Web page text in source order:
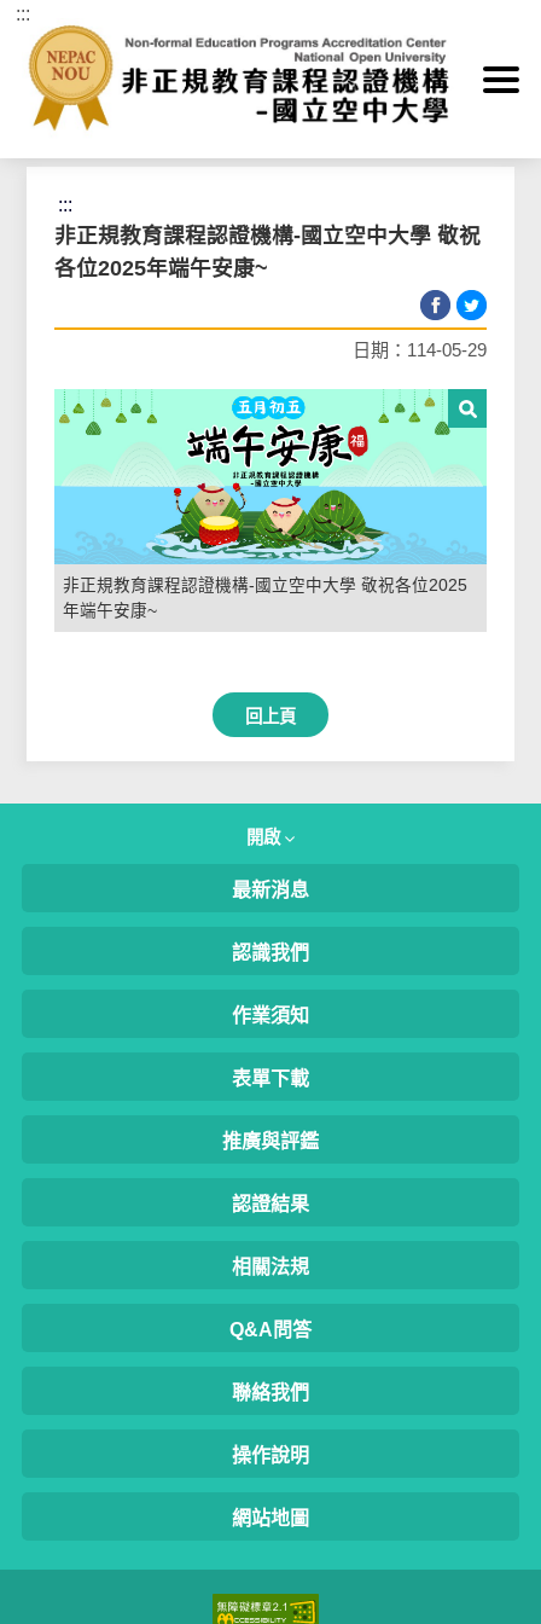
跳到主要內容區塊
:::
首頁>最新消息 非正規教育課程認證機構公告
:::
非正規教育課程認證機構-國立空中大學 敬祝
各位2025年端午安康~
日期：114-05-29
非正規教育課程認證機構-國立空中大學 敬祝各位2025
年端午安康~
回上頁
開啟
最新消息
認識我們
作業須知
表單下載
推廣與評鑑
認證結果
相關法規
Q&A問答
聯絡我們
操作說明
網站地圖